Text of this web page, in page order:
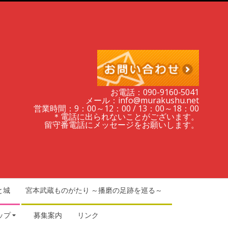
お電話：090-9160‐5041
メール：info@murakushu.net
営業時間：9：00～12：00 / 13：00～18：00
＊電話に出られないことがございます。
留守番電話にメッセージをお願いします。
城 宮本武蔵ものがたり ～播磨の足跡を巡る～
プ 募集案内 リンク